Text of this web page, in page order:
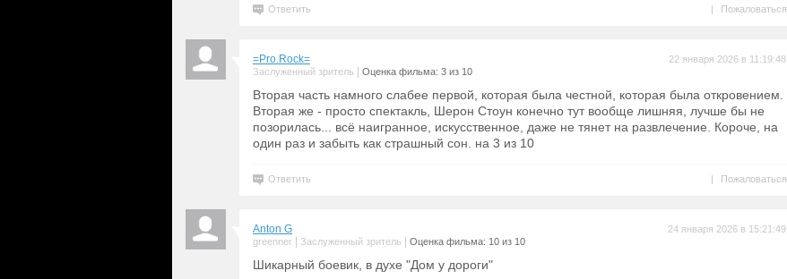
Ответить Пожаловаться
|
=Pro.Rock=
Заслуженный зритель Оценка фильма: 3 из 10
22 января 2026 в 11:19:48
Вторая часть намного слабее первой, которая была честной, которая была откровением.
Вторая же - просто спектакль, Шерон Стоун конечно тут вообще лишняя, лучше бы не
позорилась... всё наигранное, искусственное, даже не тянет на развлечение. Короче, на
один раз и забыть как страшный сон. на 3 из 10
Ответить Пожаловаться
|
Anton G
greenner Заслуженный зритель Оценка фильма: 10 из 10
24 января 2026 в 15:21:49
Шикарный боевик, в духе "Дом у дороги"